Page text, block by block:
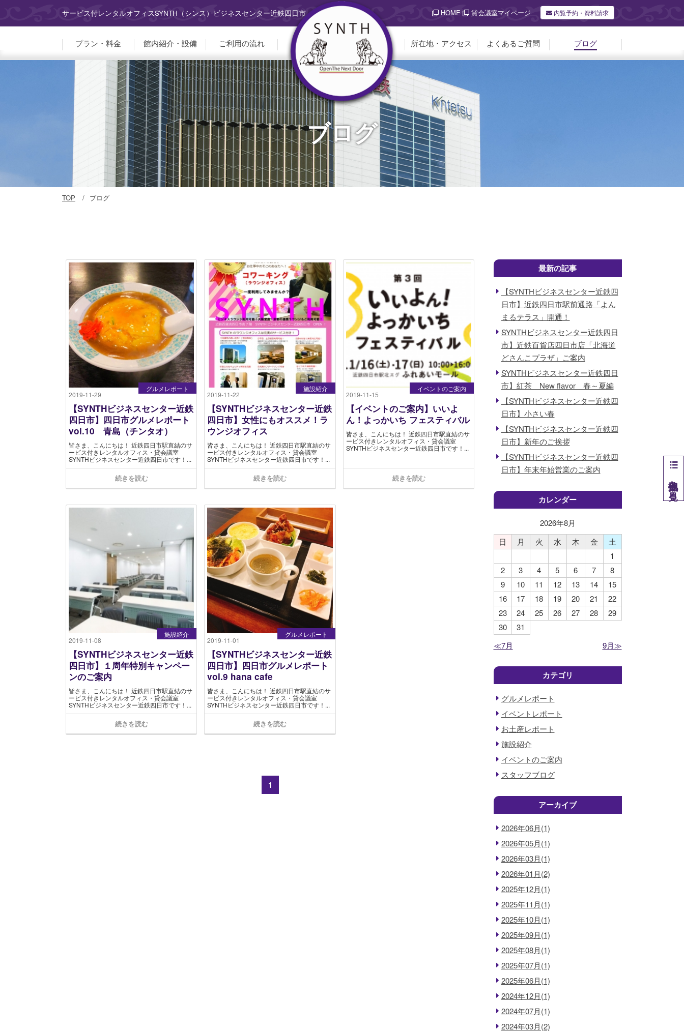
サービス付レンタルオフィスSYNTH（シンス）ビジネスセンター近鉄四日市 HOME 貸会議室マイページ 内覧予約・資料請求
プラン・料金 館内紹介・設備 ご利用の流れ 所在地・アクセス よくあるご質問 ブログ
ブログ
TOP ブログ
2019-11-29
グルメレポート
【SYNTHビジネスセンター近鉄
四日市】四日市グルメレポート
vol.10 青島（チンタオ）
皆さま、こんにちは！ 近鉄四日市駅直結のサ
ービス付きレンタルオフィス・貸会議室
SYNTHビジネスセンター近鉄四日市です！...
続きを読む
2019-11-22
施設紹介
【SYNTHビジネスセンター近鉄
四日市】女性にもオススメ！ラ
ウンジオフィス
皆さま、こんにちは！ 近鉄四日市駅直結のサ
ービス付きレンタルオフィス・貸会議室
SYNTHビジネスセンター近鉄四日市です！...
続きを読む
2019-11-15
イベントのご案内
【イベントのご案内】いいよ
ん！よっかいち フェスティバル
皆さま、こんにちは！ 近鉄四日市駅直結のサ
ービス付きレンタルオフィス・貸会議室
SYNTHビジネスセンター近鉄四日市です！...
続きを読む
2019-11-08
施設紹介
【SYNTHビジネスセンター近鉄
四日市】１周年特別キャンペー
ンのご案内
皆さま、こんにちは！ 近鉄四日市駅直結のサ
ービス付きレンタルオフィス・貸会議室
SYNTHビジネスセンター近鉄四日市です！...
続きを読む
2019-11-01
グルメレポート
【SYNTHビジネスセンター近鉄
四日市】四日市グルメレポート
vol.9 hana cafe
皆さま、こんにちは！ 近鉄四日市駅直結のサ
ービス付きレンタルオフィス・貸会議室
SYNTHビジネスセンター近鉄四日市です！...
続きを読む
1
最新の記事
【SYNTHビジネスセンター近鉄四
日市】近鉄四日市駅前通路「よん
まるテラス」開通！
SYNTHビジネスセンター近鉄四日
市】近鉄百貨店四日市店「北海道
どさんこプラザ」ご案内
SYNTHビジネスセンター近鉄四日
市】紅茶 New flavor 春～夏編
【SYNTHビジネスセンター近鉄四
日市】小さい春
【SYNTHビジネスセンター近鉄四
日市】新年のご挨拶
【SYNTHビジネスセンター近鉄四
日市】年末年始営業のご案内
カレンダー
2026年8月
日
月 火 水 木 金
土
1
2
3 4 5 6 7
8
9
10 11 12 13 14
15
16
17 18 19 20 21
22
23
24 25 26 27 28
29
30
31
≪7月
9月≫
カテゴリ
グルメレポート
イベントレポート
お土産レポート
施設紹介
イベントのご案内
スタッフブログ
アーカイブ
2026年06月(1)
2026年05月(1)
2026年03月(1)
2026年01月(2)
2025年12月(1)
2025年11月(1)
2025年10月(1)
2025年09月(1)
2025年08月(1)
2025年07月(1)
2025年06月(1)
2024年12月(1)
2024年07月(1)
2024年03月(2)
他拠点を見る